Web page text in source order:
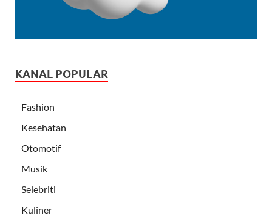
KANAL POPULAR
Fashion
Kesehatan
Otomotif
Musik
Selebriti
Kuliner